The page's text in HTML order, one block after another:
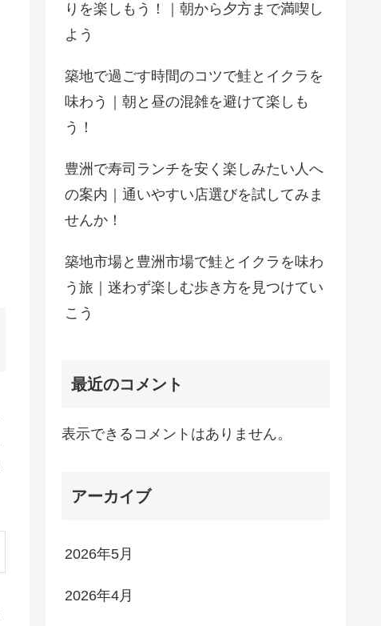
りを楽しもう！｜朝から夕方まで満喫し
よう
築地で過ごす時間のコツで鮭とイクラを
味わう｜朝と昼の混雑を避けて楽しも
う！
豊洲で寿司ランチを安く楽しみたい人へ
の案内｜通いやすい店選びを試してみま
せんか！
築地市場と豊洲市場で鮭とイクラを味わ
う旅｜迷わず楽しむ歩き方を見つけてい
こう
最近のコメント
表示できるコメントはありません。
アーカイブ
2026年5月
2026年4月